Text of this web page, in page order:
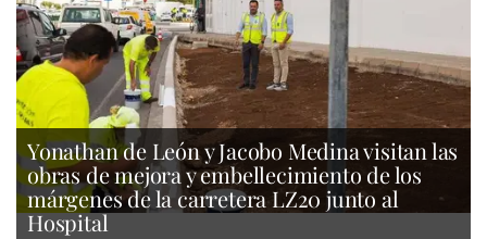
Yonathan de León y Jacobo Medina visitan las
obras de mejora y embellecimiento de los
márgenes de la carretera LZ20 junto al
Hospital